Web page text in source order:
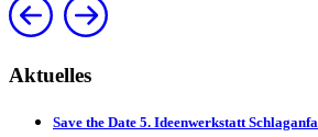
Aktuelles
Save the Date 5. Ideenwerkstatt